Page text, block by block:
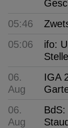
05:46
05:06
ifo:
06.
Aug
IGA
06.
Aug